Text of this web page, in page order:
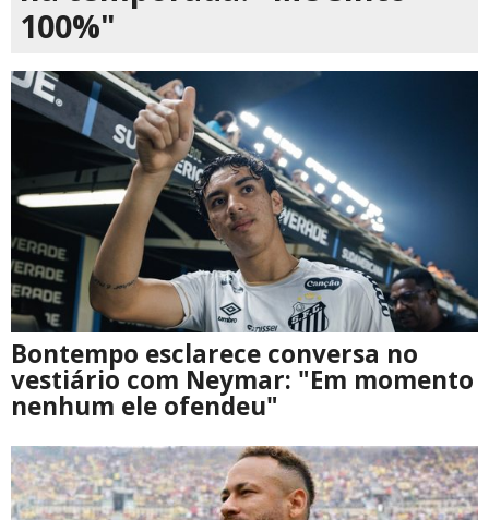
100%"
Bontempo esclarece conversa no
vestiário com Neymar: "Em momento
nenhum ele ofendeu"